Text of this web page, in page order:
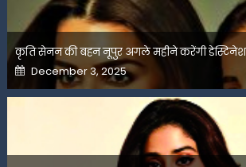
कृति सेनन की बहन नूपुर अगले महीने करेंगी
Posted
on
December 3, 2025